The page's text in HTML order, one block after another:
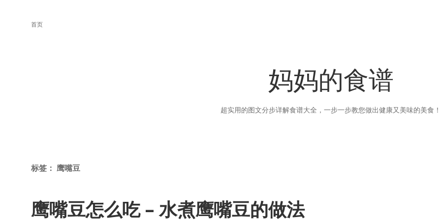
首页
妈妈的食谱
超实用的图文分步详解食谱大全，一步一步教您做出健康又美味的美食！
标签： 鹰嘴豆
鹰嘴豆怎么吃 – 水煮鹰嘴豆的做法